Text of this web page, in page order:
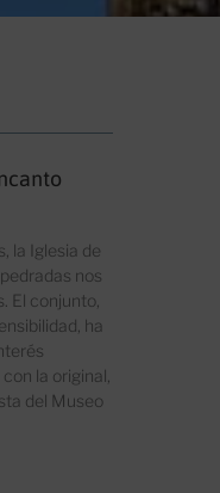
la Iglesia de
nos
El conjunto,
ha
la original,
del Museo